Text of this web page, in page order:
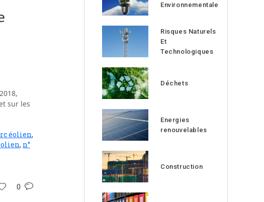
sur les
éolien,
, n°
0
Environnementale
Risques Naturels
Et
Technologiques
Déchets
Energies
renouvelables
Construction